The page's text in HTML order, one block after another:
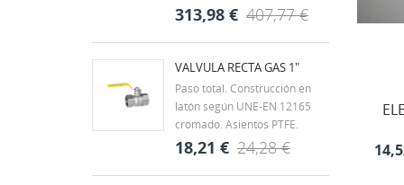
DBM Pumps SUMER 033 es
una bomba sumergible
eléctrica diseñada para el
bombeo y evacuación de
aguas limpias en aplicaciones
domésticas y profesionales.
Gracias a su construcción...
313,98 € 407,77 €
VALVULA RECTA GAS 1"
Paso total. Construcción en
latón según UNE-EN 12165
cromado. Asientos PTFE.
Clase MOP 5 (0 a 5 bar).
Juntas de NBR. Extremos
roscados según ISO 7/1 H-H.
18,21 € 24,28 €